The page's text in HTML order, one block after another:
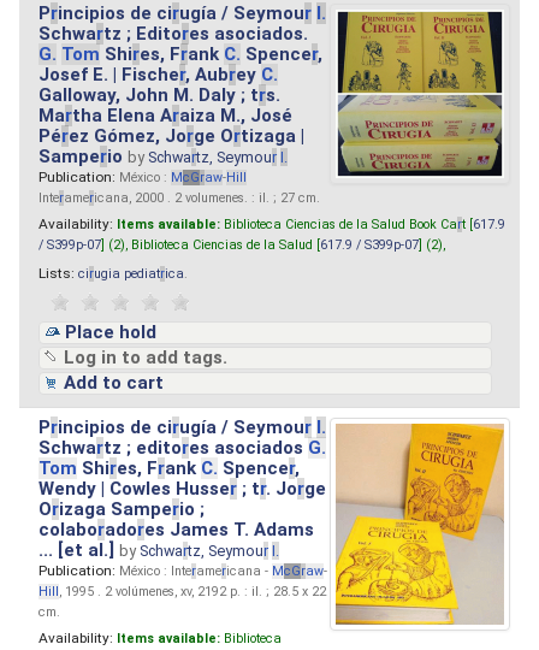
Principios de cirugía / Seymour I.
Schwartz ; Editores asociados.
G. Tom Shires, Frank C. Spencer,
Josef E. | Fischer, Aubrey C.
Galloway, John M. Daly ; trs.
Martha Elena Araiza M., José
Pérez Gómez, Jorge Ortizaga |
Samperio by Schwartz, Seymour I.
Publication: México : McGraw-Hill
Interamericana, 2000 . 2 volumenes. : il. ; 27 cm.
Availability: Items available: Biblioteca Ciencias de la Salud Book Cart [ 617.9
/ S399p-07 ] (2), Biblioteca Ciencias de la Salud [ 617.9 / S399p-07 ] (2),
Lists: cirugia pediatrica
Place hold
Log in to add tags.
Add to cart
Principios de cirugía / Seymour I.
Schwartz ; editores asociados G.
Tom Shires, Frank C. Spencer,
Wendy | Cowles Husser ; tr. Jorge
Orizaga Samperio ;
colaboradores James T. Adams
... [et al.]by Schwartz, Seymour I.
Publication: México : Interamericana - McGraw-
Hill, 1995 . 2 volúmenes, xv, 2192 p. : il. ; 28.5 x 22
cm.
Availability: Items available: Biblioteca